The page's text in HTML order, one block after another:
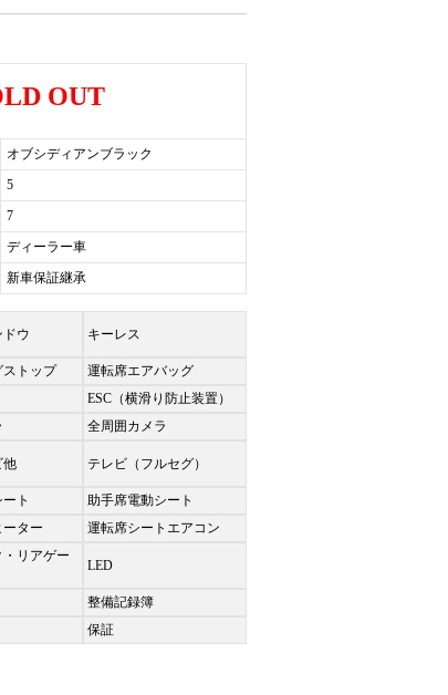
OUT
オブシディアンブラック
5
7
ディーラー車
新車保証継承
ウ キーレス
ストップ
運転席エアバッグ
ESC（横滑り防止装置）
全周囲カメラ
他 テレビ（フルセグ）
ト
助手席電動シート
ター 運転席シートエアコン
リアゲー
LED
整備記録簿
保証